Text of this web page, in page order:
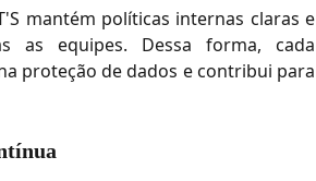
mantém políticas internas claras e
as equipes. Dessa forma, cada
proteção de dados e contribui para